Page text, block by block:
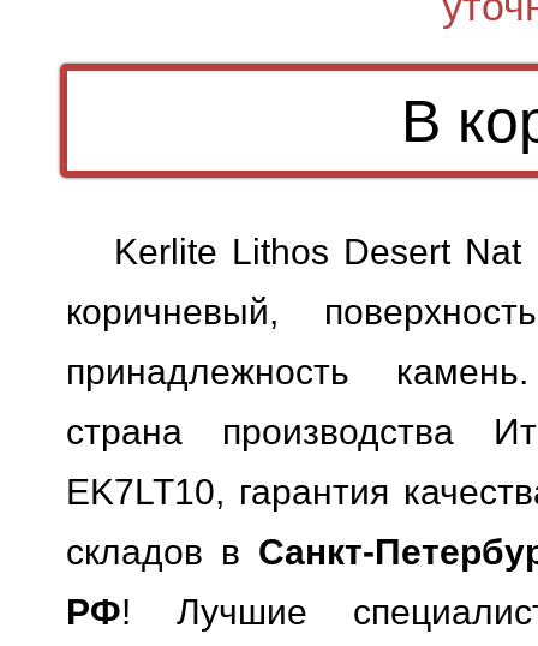
Kerlite Lithos Desert
коричневый,
принадлежность
страна производства
EK7LT10, гарантия
складов в Санкт-
РФ! Лучшие